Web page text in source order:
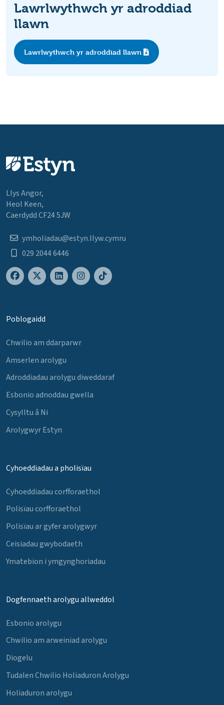
Lawrlwythwch yr adroddiad
llawn
Lawrlwythwch yr adroddiad llawn
Llys Angor,
Heol Keen,
Caerdydd CF24 5JW
ymholiadau@estyn.llyw.cymru
029 2044 6446
Poblogaidd
Chwilio am ddarparwr
Amserlen arolygu
Adroddiadau arolygu diweddaraf
Esbonio adnoddau gwella
Cysylltu â Ni
Arolygwyr Estyn
Cyhoeddiadau a pholisïau
Cyhoeddiadau corfforaethol
Polisïau corfforaethol
Polisïau ar gyfer arolygwyr
Ceisiadau gwybodaeth
Ymatebion i ymgynghoriadau
Dogfennaeth arolygu allweddol
Esbonio arolygu
Chwilio am arweiniad arolygu
Diogelu
Tudalen Chwilio Holiaduron Arolygu
Holiaduron arolygu